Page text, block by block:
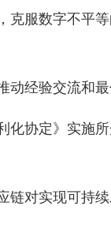
服数字不平
经验交流和最
协定》实施
对实现可持续